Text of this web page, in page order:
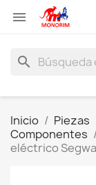

search
Inicio Piezas
Componentes
eléctrico